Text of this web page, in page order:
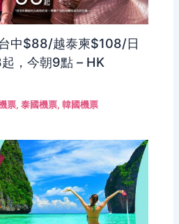
中$88/越泰柬$108/日
，今朝9點 – HK
票,泰國機票,韓國機票